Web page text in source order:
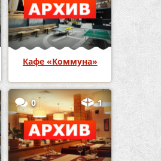
Кафе «Коммуна»
0 1